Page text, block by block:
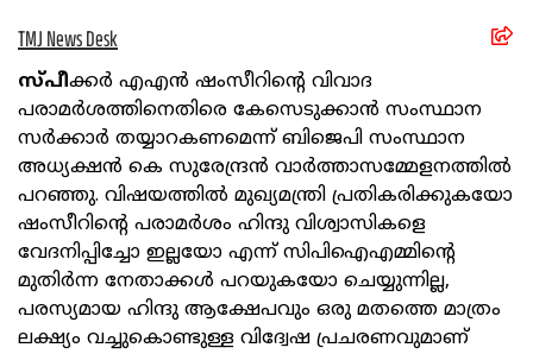
TMJ News Desk
സ്പീക്കര്‍ എഎന്‍ ഷംസീറിന്റെ വിവാദ
പരാമര്‍ശത്തിനെതിരെ കേസെടുക്കാന്‍ സംസ്ഥാന
സര്‍ക്കാര്‍ തയ്യാറകണമെന്ന് ബിജെപി സംസ്ഥാന
അധ്യക്ഷന്‍ കെ സുരേന്ദ്രന്‍ വാര്‍ത്താസമ്മേളനത്തില്‍
പറഞ്ഞു. വിഷയത്തില്‍ മുഖ്യമന്ത്രി പ്രതികരിക്കുകയോ
ഷംസീറിന്റെ പരാമര്‍ശം ഹിന്ദു വിശ്വാസികളെ
വേദനിപ്പിച്ചോ ഇല്ലയോ എന്ന് സിപിഐഎമ്മിന്റെ
മുതിര്‍ന്ന നേതാക്കള്‍ പറയുകയോ ചെയ്യുന്നില്ല,
പരസ്യമായ ഹിന്ദു ആക്ഷേപവും ഒരു മതത്തെ മാത്രം
ലക്ഷ്യം വച്ചുകൊണ്ടുള്ള വിദ്വേഷ പ്രചരണവുമാണ്